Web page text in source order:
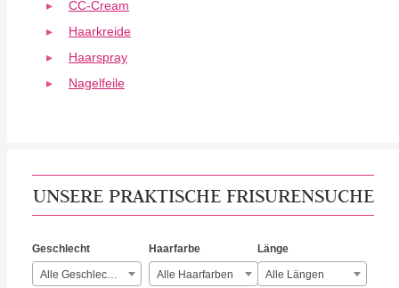
CC-Cream
Haarkreide
Haarspray
Nagelfeile
UNSERE PRAKTISCHE FRISURENSUCHE
Geschlecht
Alle Geschlechter
Haarfarbe
Alle Haarfarben
Länge
Alle Längen